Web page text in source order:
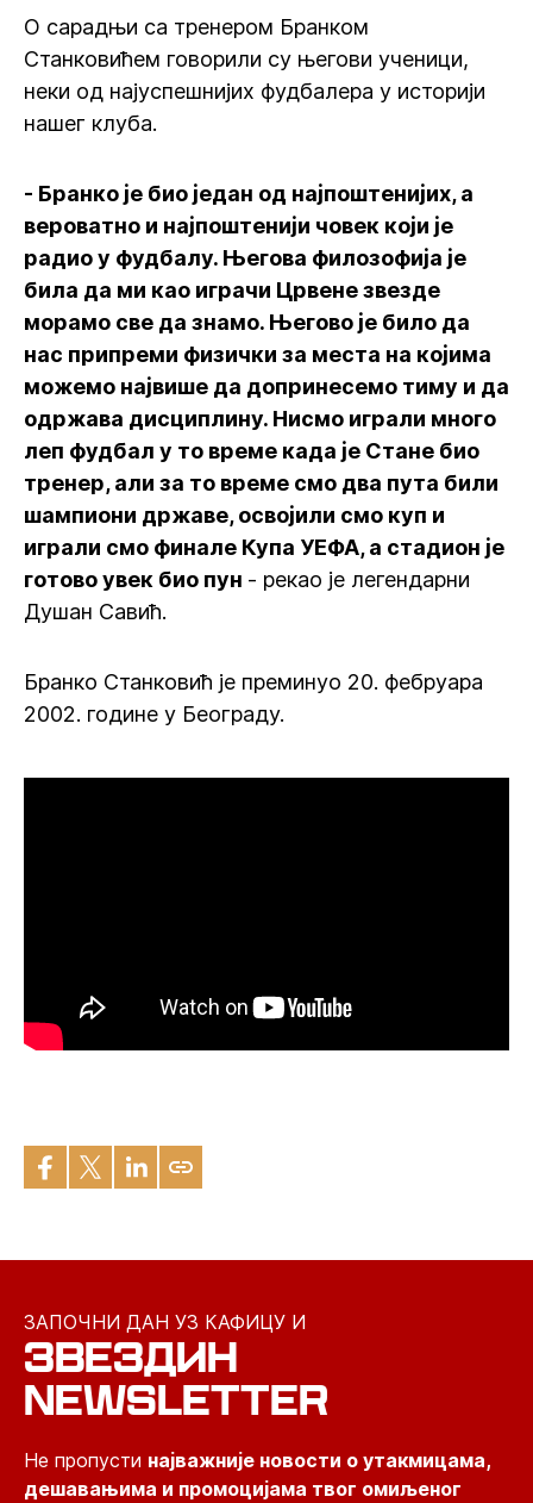
О сарадњи са тренером Бранком
Станковићем говорили су његови ученици,
неки од најуспешнијих фудбалера у историји
нашег клуба.
- Бранко је био један од најпоштенијих, а
вероватно и најпоштенији човек који је
радио у фудбалу. Његова филозофија је
била да ми као играчи Црвене звезде
морамо све да знамо. Његово је било да
нас припреми физички за места на којима
можемо највише да допринесемо тиму и да
одржава дисциплину. Нисмо играли много
леп фудбал у то време када је Стане био
тренер, али за то време смо два пута били
шампиони државе, освојили смо куп и
играли смо финале Купа УЕФА, а стадион је
готово увек био пун - рекао је легендарни
Душан Савић.
Бранко Станковић је преминуо 20. фебруара
2002. године у Београду.
ЗАПОЧНИ ДАН УЗ КАФИЦУ И
ЗВЕЗДИН
NEWSLETTER
Не пропусти најважније новости о утакмицама,
дешавањима и промоцијама твог омиљеног